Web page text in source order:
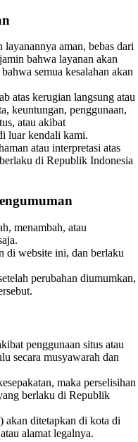
layanannya aman, bebas dari
bahwa layanan akan
semua kesalahan akan
atas kerugian langsung atau
keuntungan, penggunaan,
atau akibat
luar kendali kami.
atau interpretasi atas
di Republik Indonesia
menambah, atau
di website ini, dan berlaku
perubahan diumumkan,
penggunaan situs atau
secara musyawarah dan
maka perselisihan
berlaku di Republik
akan ditetapkan di kota di
alamat legalnya.